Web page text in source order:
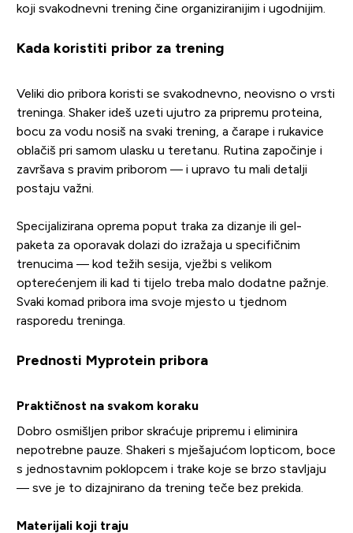
koji svakodnevni trening čine organiziranijim i ugodnijim.
Kada koristiti pribor za trening
Veliki dio pribora koristi se svakodnevno, neovisno o vrsti
treninga. Shaker ideš uzeti ujutro za pripremu proteina,
bocu za vodu nosiš na svaki trening, a čarape i rukavice
oblačiš pri samom ulasku u teretanu. Rutina započinje i
završava s pravim priborom — i upravo tu mali detalji
postaju važni.
Specijalizirana oprema poput traka za dizanje ili gel-
paketa za oporavak dolazi do izražaja u specifičnim
trenucima — kod težih sesija, vježbi s velikom
opterećenjem ili kad ti tijelo treba malo dodatne pažnje.
Svaki komad pribora ima svoje mjesto u tjednom
rasporedu treninga.
Prednosti Myprotein pribora
Praktičnost na svakom koraku
Dobro osmišljen pribor skraćuje pripremu i eliminira
nepotrebne pauze. Shakeri s mješajućom lopticom, boce
s jednostavnim poklopcem i trake koje se brzo stavljaju
— sve je to dizajnirano da trening teče bez prekida.
Materijali koji traju